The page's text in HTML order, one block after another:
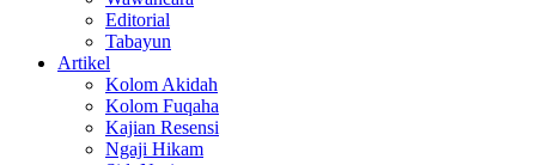
Editorial
Tabayun
Artikel
Kolom Akidah
Kolom Fuqaha
Kajian Resensi
Ngaji Hikam